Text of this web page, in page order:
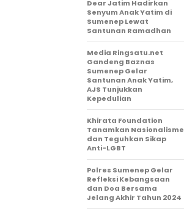
Dear Jatim Hadirkan
Senyum Anak Yatim di
Sumenep Lewat
Santunan Ramadhan
Media Ringsatu.net
Gandeng Baznas
Sumenep Gelar
Santunan Anak Yatim,
AJS Tunjukkan
Kepedulian
Khirata Foundation
Tanamkan Nasionalisme
dan Teguhkan Sikap
Anti-LGBT
Polres Sumenep Gelar
Refleksi Kebangsaan
dan Doa Bersama
Jelang Akhir Tahun 2024